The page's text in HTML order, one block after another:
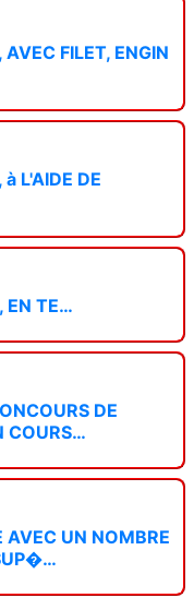
FILET, ENGIN
L'AIDE DE
EN TE…
DE
COURS…
AVEC UN NOMBRE